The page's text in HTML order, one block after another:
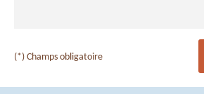
(*) Champs obligatoire